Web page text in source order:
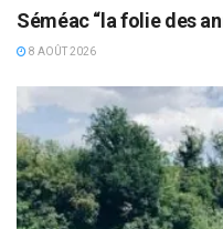
Séméac “la folie des
8 AOÛT 2026